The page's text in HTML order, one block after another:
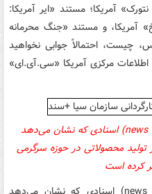
آمریکا؛ مستند «ایر آمریکا:
آمریکا، و مستند «جنگ محرمانه
چیست، احتمالاً جوابی نخواهید
مرکزی آمریکا «سی.‌آی.ای»
» (news vice) اسنادی که نشان می‌دهد
محصولاتی در حوزه سرگرمی
کرده است